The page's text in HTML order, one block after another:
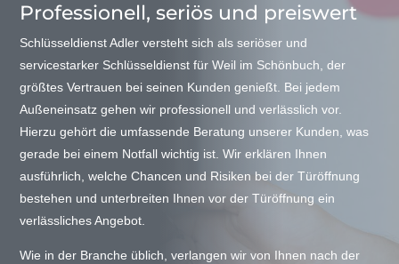
Professionell, seriös und preiswert
Schlüsseldienst Adler versteht sich als seriöser und
servicestarker Schlüsseldienst für Weil im Schönbuch, der
größtes Vertrauen bei seinen Kunden genießt. Bei jedem
Außeneinsatz gehen wir professionell und verlässlich vor.
Hierzu gehört die umfassende Beratung unserer Kunden, was
gerade bei einem Notfall wichtig ist. Wir erklären Ihnen
ausführlich, welche Chancen und Risiken bei der Türöffnung
bestehen und unterbreiten Ihnen vor der Türöffnung ein
verlässliches Angebot.
Wie in der Branche üblich, verlangen wir von Ihnen nach der